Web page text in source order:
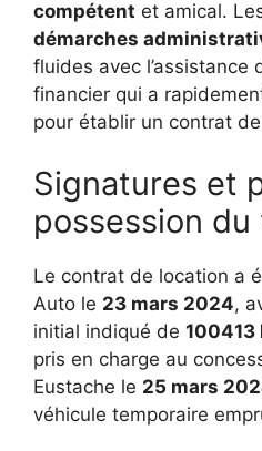
compétent et amical.
démarches
fluides avec l’assistance
financier qui a
pour établir un contrat
Signatures et
possession du
Le contrat de location a
Auto le 23 mars 2024,
initial indiqué de 100413
pris en charge au
Eustache le 25 mars
véhicule temporaire